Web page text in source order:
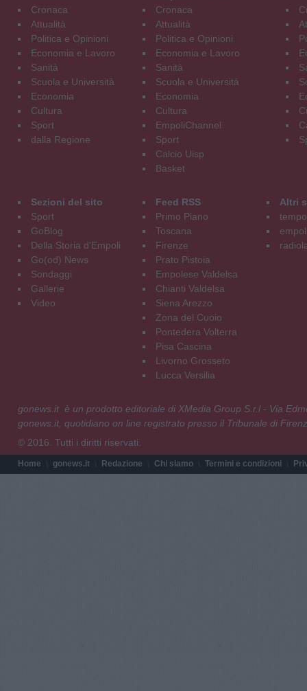
Cronaca
Attualità
Politica e Opinioni
Economia e Lavoro
Sanità
Scuola e Università
Economia
Cultura
Sport
dalla Regione
Cronaca
Attualità
Politica e Opinioni
Economia e Lavoro
Sanità
Scuola e Università
Economia
Cultura
EmpoliChannel
Sport
Calcio Uisp
Basket
Sezioni del sito
Sport
GoBlog
Della Storia d'Empoli
Go(od) News
Sondaggi
Gallerie
Video
Feed RSS
Primo Piano
Toscana
Firenze
Prato Pistoia
Empolese Valdelsa
Chianti Valdelsa
Siena Arezzo
Zona del Cuoio
Pontedera Volterra
Pisa Cascina
Livorno Grosseto
Lucca Versilia
Altri
gonews.it è un prodotto editoriale di XMedia Group S.r.l - Via
gonews.it, quotidiano on line registrato presso il Tribunale di
© 2016. Tutti i diritti riservati.
Home gonews.it Redazione Chi siamo Termini e condizioni